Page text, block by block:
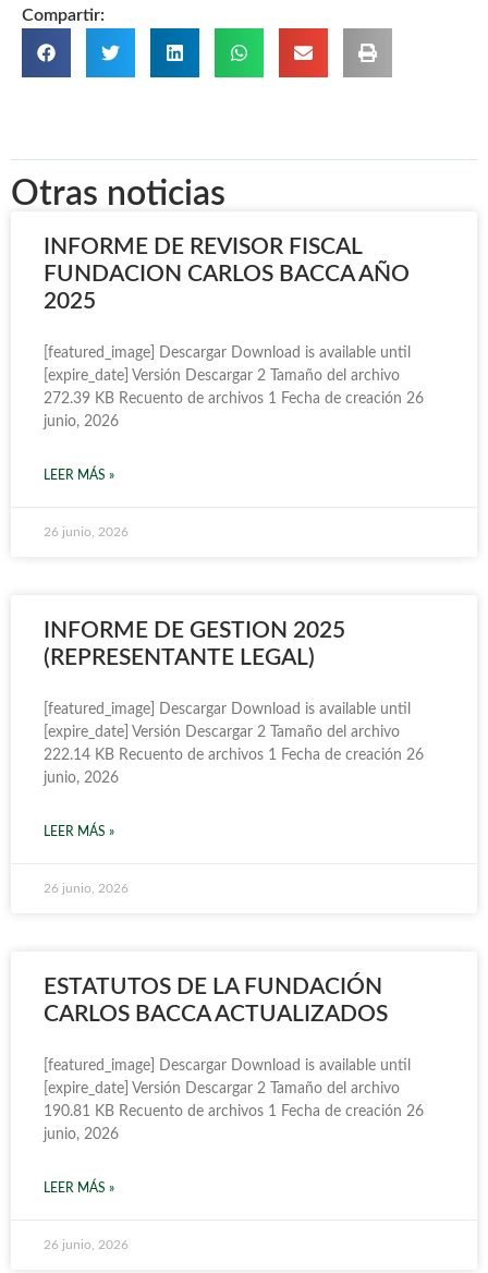
Compartir:
Otras noticias
INFORME DE REVISOR FISCAL
FUNDACION CARLOS BACCA AÑO
2025
[featured_image] Descargar Download is available until
[expire_date] Versión Descargar 2 Tamaño del archivo
272.39 KB Recuento de archivos 1 Fecha de creación 26
junio, 2026
LEER MÁS »
26 junio, 2026
INFORME DE GESTION 2025
(REPRESENTANTE LEGAL)
[featured_image] Descargar Download is available until
[expire_date] Versión Descargar 2 Tamaño del archivo
222.14 KB Recuento de archivos 1 Fecha de creación 26
junio, 2026
LEER MÁS »
26 junio, 2026
ESTATUTOS DE LA FUNDACIÓN
CARLOS BACCA ACTUALIZADOS
[featured_image] Descargar Download is available until
[expire_date] Versión Descargar 2 Tamaño del archivo
190.81 KB Recuento de archivos 1 Fecha de creación 26
junio, 2026
LEER MÁS »
26 junio, 2026